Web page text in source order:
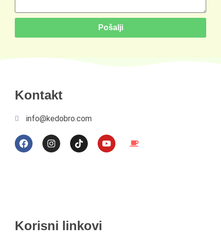
Pošalji
Kontakt
info@kedobro.com
Korisni linkovi